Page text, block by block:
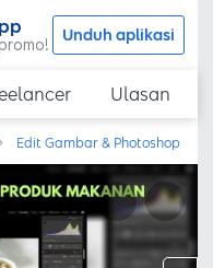
Unduh aplikasi
Ulasan
Edit Gambar & Photoshop